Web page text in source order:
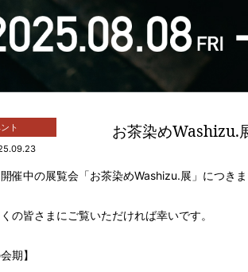
ト
お茶染めWashizu.
催中の展覧会「お茶染めWashizu.展」につき
の皆さまにご覧いただければ幸いです。
期】